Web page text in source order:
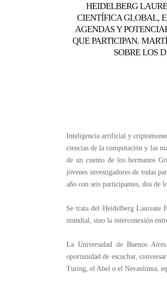
HEIDELBERG
CIENTÍFICA GLOBAL,
AGENDAS Y
QUE PARTICIPAN.
SOBRE LOS
Inteligencia artificial y
ciencias de la computación y las
de un cuento de los hermanos
jóvenes investigadores de todas
año con seis participantes, dos de
Se trata del Heidelberg
mundial, sino la interconexión
La Universidad de Buenos
oportunidad de escuchar,
Turing, el Abel o el Nevanlinna,